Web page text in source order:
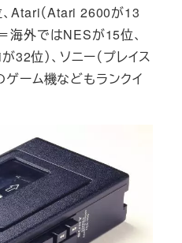
、Atari（Atari 2600が13
海外ではNESが15位、
32位）、ソニー（プレイス
ゲーム機などもランクイ